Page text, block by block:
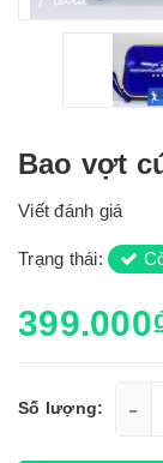
Bao vợt
Viết đánh giá
Trạng thái:
Số lượng: -